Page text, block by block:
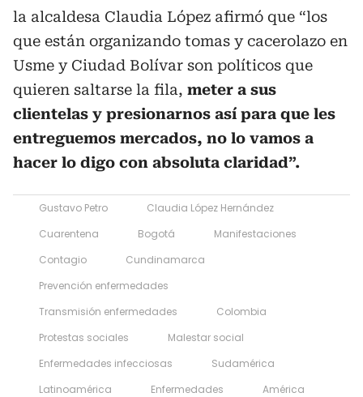
la alcaldesa Claudia López afirmó que “los
que están organizando tomas y cacerolazo en
Usme y Ciudad Bolívar son políticos que
quieren saltarse la fila, meter a sus
clientelas y presionarnos así para que les
entreguemos mercados, no lo vamos a
hacer lo digo con absoluta claridad”.
Gustavo Petro
Claudia López Hernández
Cuarentena
Bogotá
Manifestaciones
Contagio
Cundinamarca
Prevención enfermedades
Transmisión enfermedades
Colombia
Protestas sociales
Malestar social
Enfermedades infecciosas
Sudamérica
Latinoamérica
Enfermedades
América